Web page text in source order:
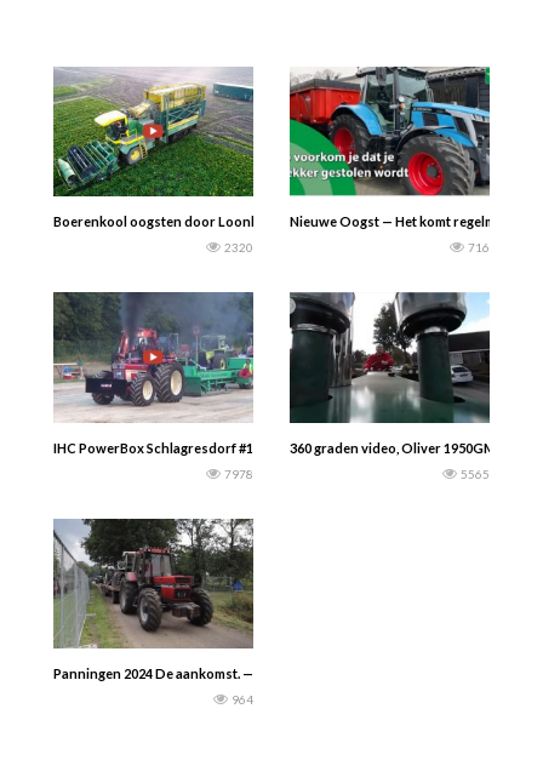
Boerenkool oogsten door Loonbedrijf Damen uit Terheijden met hun Ploeger
2320
Nieuwe Oogst — Het komt regelmatig
716
IHC PowerBox Schlagresdorf #1246 XL / ZT403 / 1455 / MB Trac — FilmDich
7978
360 graden video, Oliver 1950GM.
5565
Panningen 2024 De aankomst. — Armand
964